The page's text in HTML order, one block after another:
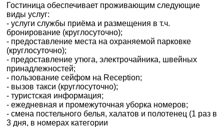
Гостиница обеспечивает проживающим следующие
виды услуг:
- услуги службы приёма и размещения в т.ч.
бронирование (круглосуточно);
- предоставление места на охраняемой парковке
(круглосуточно);
- предоставление утюга, электрочайника, швейных
принадлежностей;
- пользование сейфом на Reception;
- вызов такси (круглосуточно);
- туристская информация;
- ежедневная и промежуточная уборка номеров;
- смена постельного белья, халатов и полотенец (1 раз в
3 дня, в номерах категории